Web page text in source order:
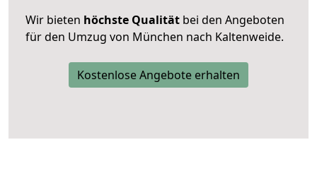
Wir bieten höchste Qualität bei den Angeboten
für den Umzug von München nach Kaltenweide.
Kostenlose Angebote erhalten